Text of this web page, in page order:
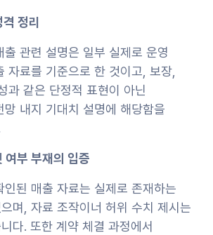
정리
출 관련 설명은 일부 실제로 운영
자료를 기준으로 한 것이고, 보장,
과 같은 단정적 표현이 아닌
망 내지 기대치 설명에 해당함을
여부 부재의 입증
인된 매출 자료는 실제로 존재하는
며, 자료 조작이너 허위 수치 제시는
다. 또한 계약 체결 과정에서